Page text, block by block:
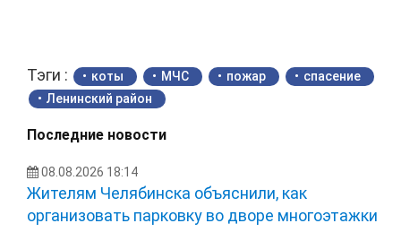
Тэги : коты МЧС пожар
спасение
Ленинский район
Последние новости
08.08.2026 18:14
Жителям Челябинска объяснили, как
организовать парковку во дворе многоэтажки